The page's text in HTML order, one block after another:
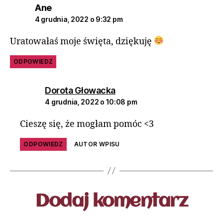
Ane
4 grudnia, 2022 o 9:32 pm
Uratowałaś moje święta, dziękuję
ODPOWIEDZ
Dorota Głowacka
4 grudnia, 2022 o 10:08 pm
Cieszę się, że mogłam pomóc <3
ODPOWIEDZ AUTOR WPISU
Dodaj komentarz